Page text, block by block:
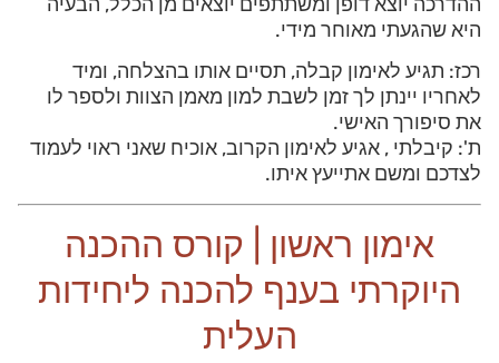
היא שהגעתי מאוחר מידי.
רכז: תגיע לאימון קבלה, תסיים אותו בהצלחה, ומיד
לאחריו יינתן לך זמן לשבת למון מאמן הצוות ולספר לו
את סיפורך האישי.
ת': קיבלתי , אגיע לאימון הקרוב, אוכיח שאני ראוי לעמוד
לצדכם ומשם אתייעץ איתו.
אימון ראשון | קורס ההכנה
היוקרתי בענף להכנה ליחידות
העלית